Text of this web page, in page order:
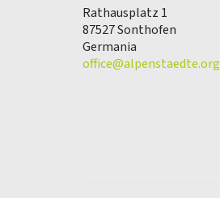
Rathausplatz 1
87527 Sonthofen
Germania
office@alpenstaedte.org